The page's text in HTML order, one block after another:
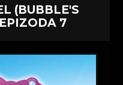
filmovi» Balončicin
(BUBBLE'S
7